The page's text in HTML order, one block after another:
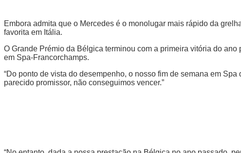
Embora admita que o Mercedes é o monolugar mais rápido da
favorita em Itália.
O Grande Prémio da Bélgica terminou com a primeira vitória do
em Spa-Francorchamps.
“Do ponto de vista do desempenho, o nosso fim de semana em
parecido promissor, não conseguimos vencer.”